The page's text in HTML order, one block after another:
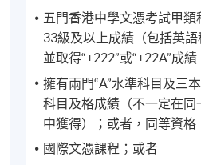
學院的校友已成功在加拿大、
業資格。港大專業進修學院應
法域的司法機構提供學歷和課
在當地的學習和生活。
畢業典禮
港大專業進修學院和倫敦大學的學位頒
五門香港中學文憑考試甲類
33級及以上成績（包括英語
並取得“+222”或“+22A”成
擁有兩門“A”水準科目及三
科目及格成績（不一定在同
中獲得）；或者，同等資格
國際文憑課程；或者